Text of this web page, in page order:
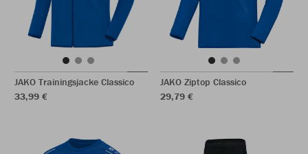
JAKO Trainingsjacke Classico
33,99 €
JAKO Ziptop Classico
29,79 €